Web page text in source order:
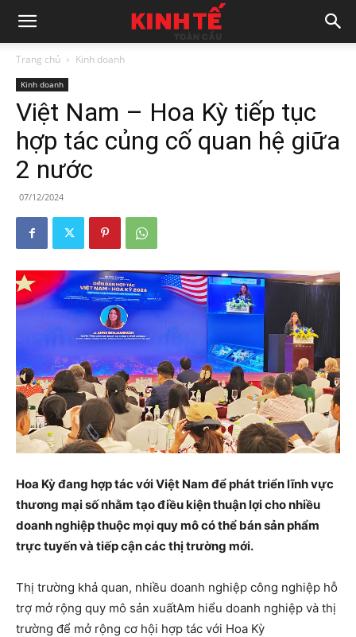
Trang chủ Kinh doanh
Kinh doanh
Việt Nam – Hoa Kỳ tiếp tục
hợp tác củng cố quan hệ giữa
2 nước
07/12/2024
Hoa Kỳ đang hợp tác với Việt Nam để phát triển lĩnh vực
thương mại số nhằm tạo điều kiện thuận lợi cho nhiều
doanh nghiệp thuộc mọi quy mô có thể bán sản phẩm
trực tuyến và tiếp cận các thị trường mới.
Thị trường khả quan, nhiều doanh nghiệp công nghiệp hỗ
trợ mở rộng quy mô sản xuấtAm hiểu doanh nghiệp và thị
trường để mở rộng cơ hội hợp tác với Hoa Kỳ